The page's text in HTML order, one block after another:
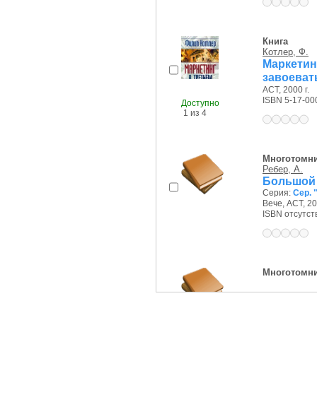
Доступно
1 из 4
Книга
Котлер, Ф.
АСТ, 2000 г.
ISBN 5-17-
Ребер, А.
Большой
Серия: Сер.
Вече, АСТ,
ISBN